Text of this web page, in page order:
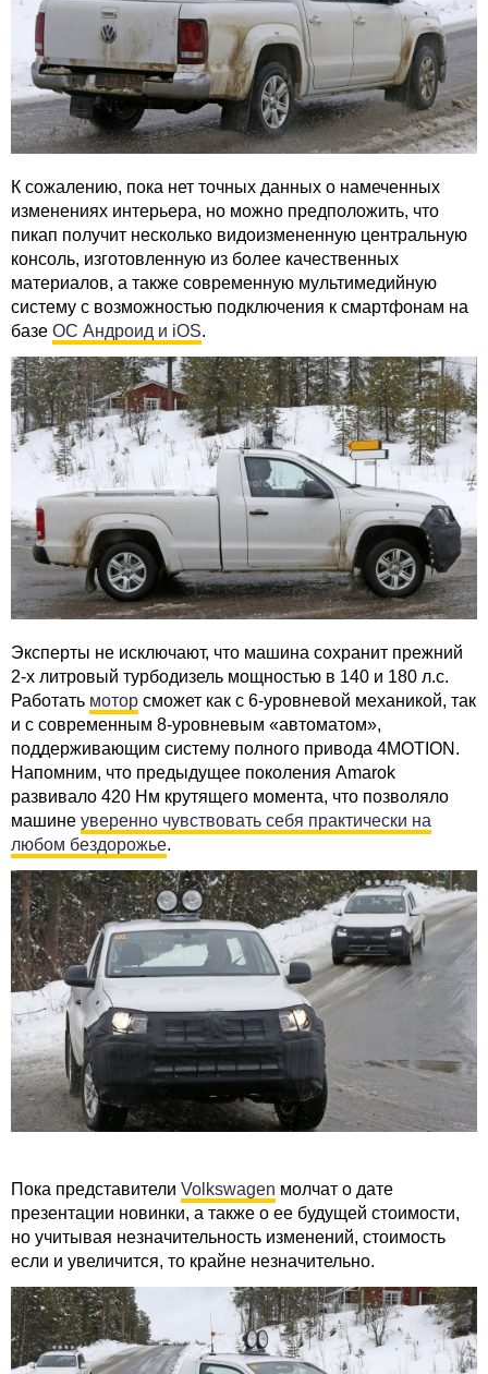
К сожалению, пока нет точных данных о намеченных
изменениях интерьера, но можно предположить, что
пикап получит несколько видоизмененную центральную
консоль, изготовленную из более качественных
материалов, а также современную мультимедийную
систему с возможностью подключения к смартфонам на
базе ОС Андроид и iOS.
Эксперты не исключают, что машина сохранит прежний
2-х литровый турбодизель мощностью в 140 и 180 л.с.
Работать мотор сможет как с 6-уровневой механикой, так
и с современным 8-уровневым «автоматом»,
поддерживающим систему полного привода 4MOTION.
Напомним, что предыдущее поколения Amarok
развивало 420 Нм крутящего момента, что позволяло
машине уверенно чувствовать себя практически на
любом бездорожье.
Пока представители Volkswagen молчат о дате
презентации новинки, а также о ее будущей стоимости,
но учитывая незначительность изменений, стоимость
если и увеличится, то крайне незначительно.